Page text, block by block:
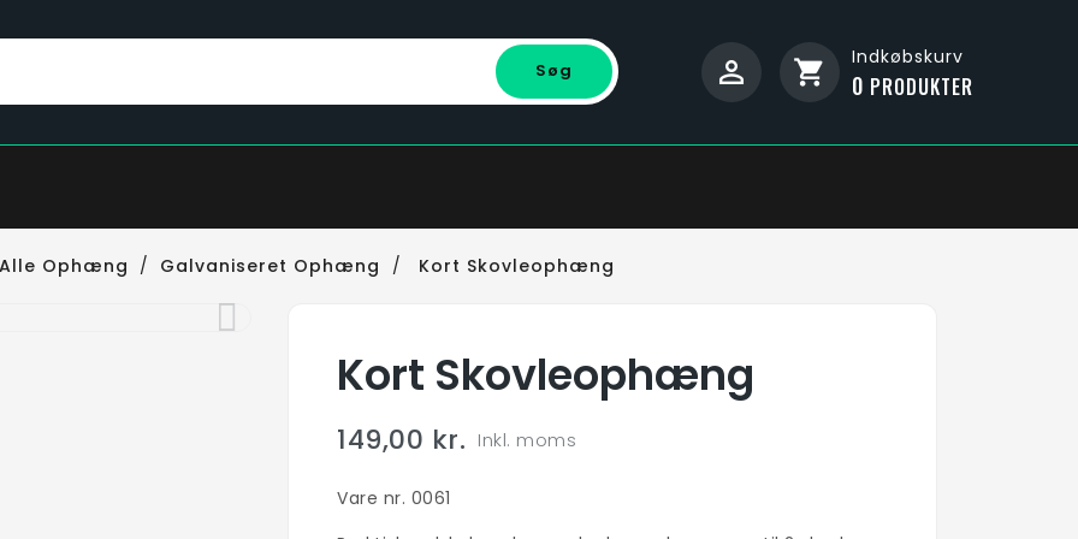
shopping_cart Indkøbskurv
0 PRODUKTER
Søg
Ophæng Galvaniseret Ophæng Kort Skovleophæng
Kort Skovleophæng
149,00 kr. Inkl. moms
Vare nr. 0061